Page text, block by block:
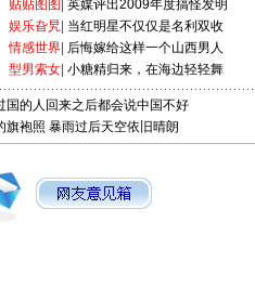
贴贴图图 英媒评出2009年度搞怪发明
娱乐旮旯 当红明星不仅仅是名利双收
情感世界 后悔嫁给这样一个山西男人
型男索女 小糖精归来，在海边轻轻舞
国的人回来之后都会说中国不好
旗袍照 暴雨过后天空依旧晴朗